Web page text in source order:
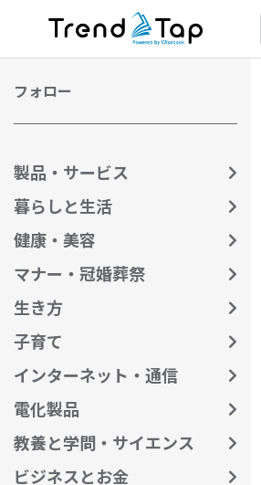
フォロー
製品・サービス
暮らしと生活
健康・美容
マナー・冠婚葬祭
生き方
子育て
インターネット・通信
電化製品
教養と学問・サイエンス
ビジネスとお金